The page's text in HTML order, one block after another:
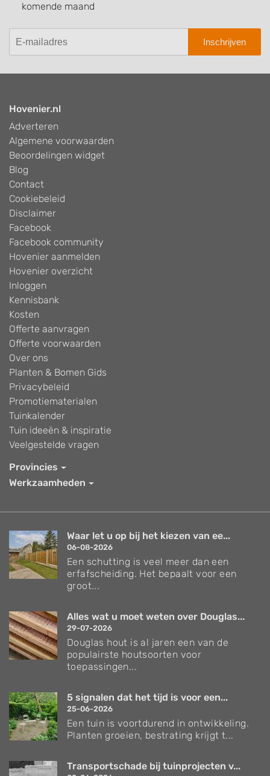
komende maand
Inschrijven
Hovenier.nl
Adverteren
Algemene voorwaarden
Beoordelingen widget
Blog
Contact
Cookiebeleid
Disclaimer
Facebook
Facebook community
Hovenier aanmelden
Hovenier overzicht
Inloggen
Kennisbank
Kosten
Offerte aanvragen
Offerte voorwaarden
Over ons
Planten & Bomen Gids
Privacybeleid
Promotiematerialen
Tuinkalender
Tuin ideeën & inspiratie
Veelgestelde vragen
Provincies
Werkzaamheden
Waar let u op bij het kiezen van ee...
06-08-2026
Een schutting is veel meer dan een
erfafscheiding. Het bepaalt voor een
groot...
Alles wat u moet weten over Douglas...
29-07-2026
Douglas hout is al jaren een van de
populairste houtsoorten voor
toepassingen...
5 signalen dat het tijd is voor een...
25-06-2026
Een tuin is voortdurend in ontwikkeling.
Planten groeien, bestrating krijgt t...
Transportschade bij tuinprojecten v...